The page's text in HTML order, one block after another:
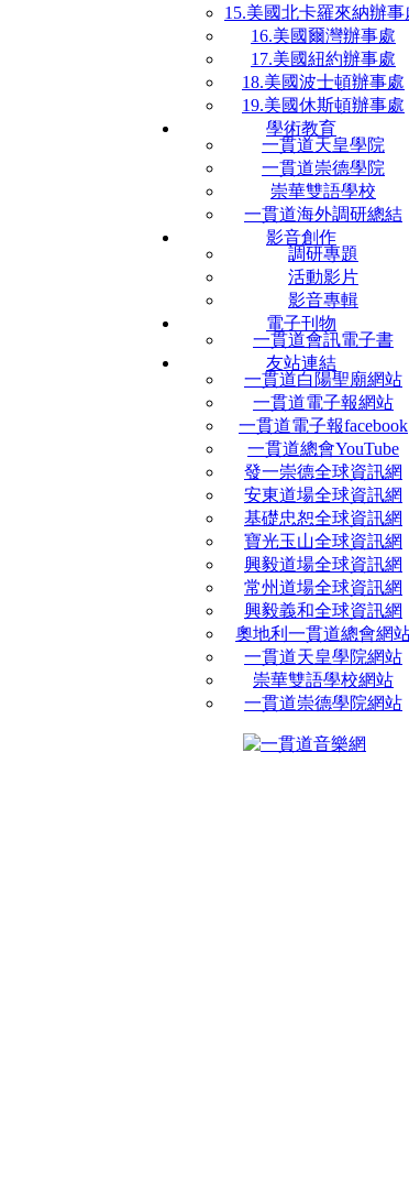
15.美國北卡羅來納辦事
16.美國爾灣辦事處
17.美國紐約辦事處
18.美國波士頓辦事處
19.美國休斯頓辦事處
學術教育
一貫道天皇學院
一貫道崇德學院
崇華雙語學校
一貫道海外調研總結
影音創作
調研專題
活動影片
影音專輯
電子刊物
一貫道會訊電子書
友站連結
一貫道白陽聖廟網站
一貫道電子報網站
一貫道電子報facebook
一貫道總會YouTube
發一崇德全球資訊網
安東道場全球資訊網
基礎忠恕全球資訊網
寶光玉山全球資訊網
興毅道場全球資訊網
常州道場全球資訊網
興毅義和全球資訊網
奧地利一貫道總會網
一貫道天皇學院網站
崇華雙語學校網站
一貫道崇德學院網站